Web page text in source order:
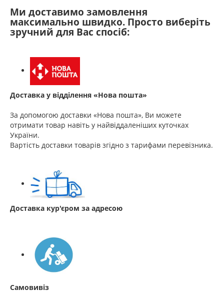
Ми доставимо замовлення
максимально швидко. Просто виберіть
зручний для Вас спосіб:
Доставка у відділення «Нова пошта»
За допомогою доставки «Нова пошта», Ви можете
отримати товар навіть у найвіддаленіших куточках
України.
Вартість доставки товарів згідно з тарифами перевізника.
Доставка кур'єром за адресою
Самовивіз